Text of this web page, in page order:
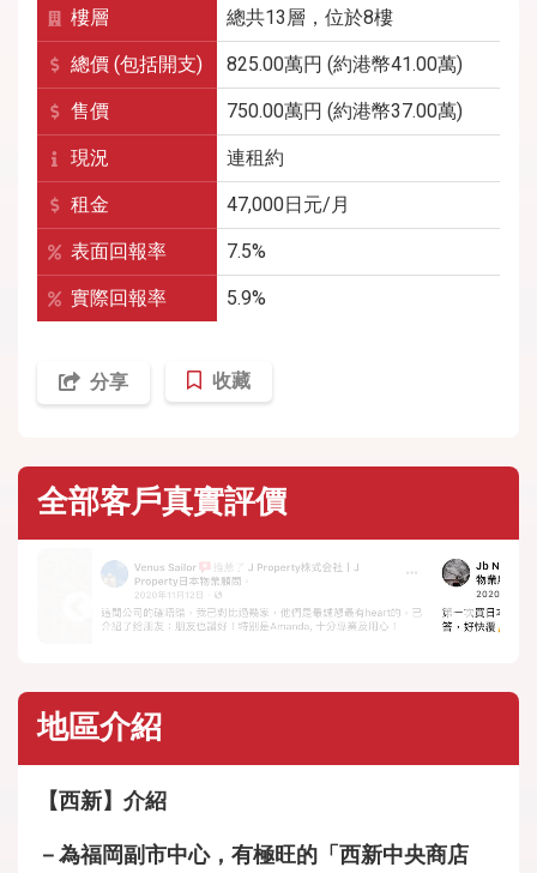
樓層 總共13層，位於8樓
總價 (包括開支) 825.00萬円 (約港幣41.00萬)
售價 750.00萬円 (約港幣37.00萬)
現況 連租約
租金 47,000日元/月
表面回報率 7.5%
實際回報率 5.9%
分享 收藏
全部客戶真實評價
地區介紹
【西新】介紹
－為福岡副市中心，有極旺的「西新中央商店